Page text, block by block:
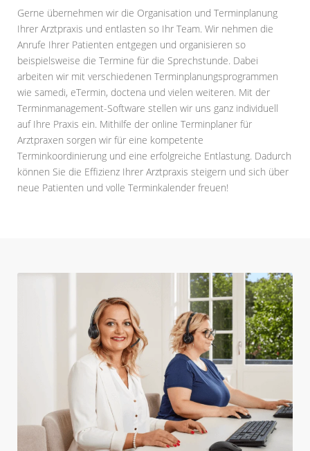
Gerne übernehmen wir die Organisation und Terminplanung
Ihrer Arztpraxis und entlasten so Ihr Team. Wir nehmen die
Anrufe Ihrer Patienten entgegen und organisieren so
beispielsweise die Termine für die Sprechstunde. Dabei
arbeiten wir mit verschiedenen Terminplanungsprogrammen
wie samedi, eTermin, doctena und vielen weiteren. Mit der
Terminmanagement-Software stellen wir uns ganz individuell
auf Ihre Praxis ein. Mithilfe der online Terminplaner für
Arztpraxen sorgen wir für eine kompetente
Terminkoordinierung und eine erfolgreiche Entlastung. Dadurch
können Sie die Effizienz Ihrer Arztpraxis steigern und sich über
neue Patienten und volle Terminkalender freuen!